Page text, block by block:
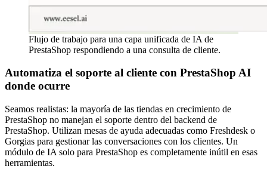
Flujo de trabajo para una capa unificada de IA de
PrestaShop respondiendo a una consulta de cliente.
Automatiza el soporte al cliente con PrestaShop AI
donde ocurre
Seamos realistas: la mayoría de las tiendas en crecimiento de
PrestaShop no manejan el soporte dentro del backend de
PrestaShop. Utilizan mesas de ayuda adecuadas como Freshdesk o
Gorgias para gestionar las conversaciones con los clientes. Un
módulo de IA solo para PrestaShop es completamente inútil en esas
herramientas.